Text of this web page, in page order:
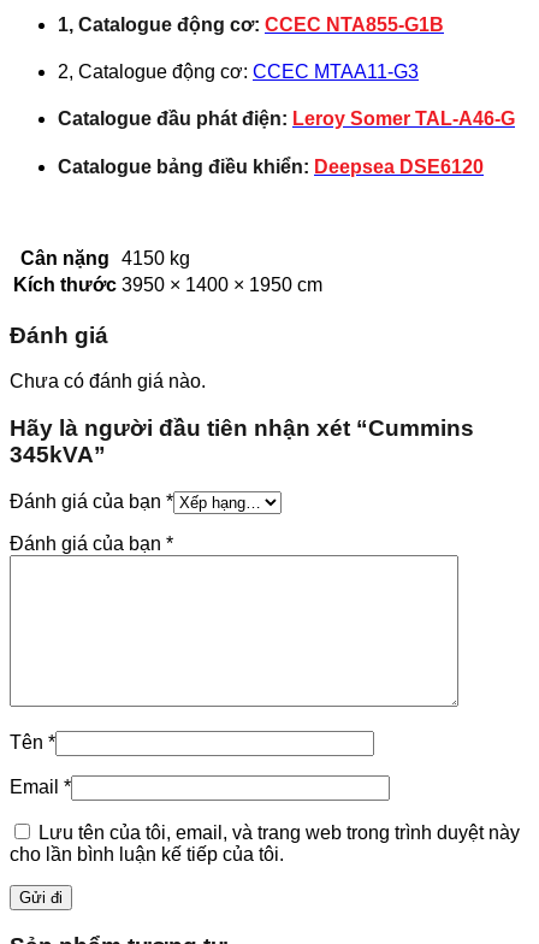
1, Catalogue động cơ: CCEC NTA855-G1B
2, Catalogue động cơ: CCEC MTAA11-G3
Catalogue đầu phát điện: Leroy Somer TAL-A46-G
Catalogue bảng điều khiển: Deepsea DSE6120
Cân nặng
4150 kg
Kích thước 3950 × 1400 × 1950 cm
Đánh giá
Chưa có đánh giá nào.
Hãy là người đầu tiên nhận xét “Cummins
345kVA”
Đánh giá của bạn *
Đánh giá của bạn *
Tên *
Email *
Lưu tên của tôi, email, và trang web trong trình duyệt này
cho lần bình luận kế tiếp của tôi.